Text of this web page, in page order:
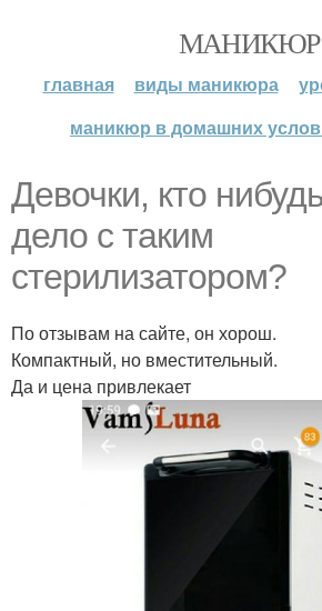
МАНИКЮР
главная виды маникюра
маникюр в домашних
Девочки, кто
дело с таким
стерилизатором?
По отзывам на сайте, он хорош.
Компактный, но вместительный.
Да и цена привлекает